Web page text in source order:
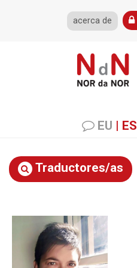
acerca de
EU | ES
Traductores/as